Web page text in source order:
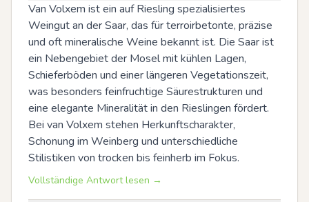
Van Volxem ist ein auf Riesling spezialisiertes
Weingut an der Saar, das für terroirbetonte, präzise
und oft mineralische Weine bekannt ist. Die Saar ist
ein Nebengebiet der Mosel mit kühlen Lagen,
Schieferböden und einer längeren Vegetationszeit,
was besonders feinfruchtige Säurestrukturen und
eine elegante Mineralität in den Rieslingen fördert.
Bei van Volxem stehen Herkunftscharakter,
Schonung im Weinberg und unterschiedliche
Stilistiken von trocken bis feinherb im Fokus.
Vollständige Antwort lesen →